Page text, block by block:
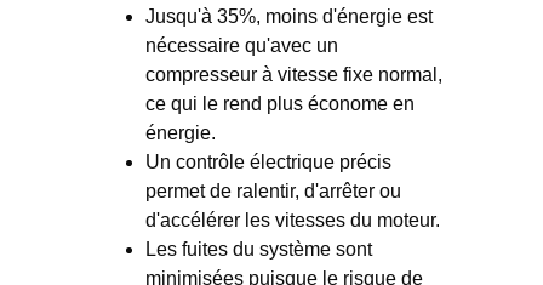
Jusqu'à 35%, moins d'énergie est
nécessaire qu'avec un
compresseur à vitesse fixe normal,
ce qui le rend plus économe en
énergie.
Un contrôle électrique précis
permet de ralentir, d'arrêter ou
d'accélérer les vitesses du moteur.
Les fuites du système sont
minimisées puisque le risque de